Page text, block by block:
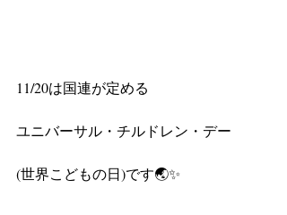
11/20は国連が定める
ユニバーサル・チルドレン・デー
(世界こどもの日)です🌏✨